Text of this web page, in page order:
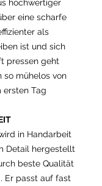
hochwertiger
eine scharfe
als
ist und sich
pressen geht
so mühelos von
ersten Tag
in Handarbeit
Detail hergestellt
beste Qualität
Er passt auf fast